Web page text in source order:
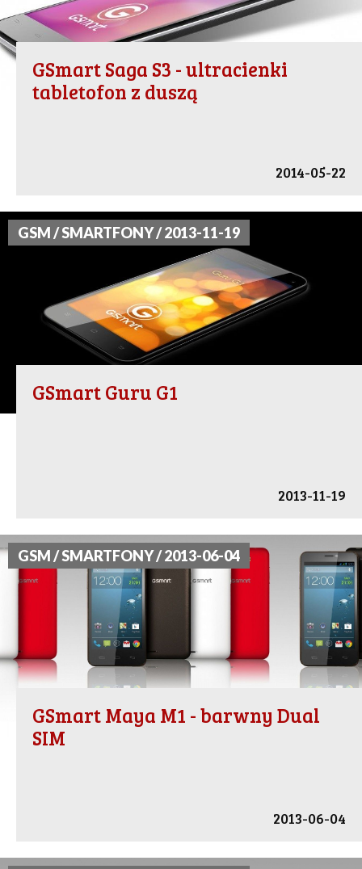
GSmart Saga S3 - ultracienki
tabletofon z duszą
2014-05-22
GSM / SMARTFONY / 2013-11-19
GSmart Guru G1
2013-11-19
GSM / SMARTFONY / 2013-06-04
GSmart Maya M1 - barwny Dual
SIM
2013-06-04